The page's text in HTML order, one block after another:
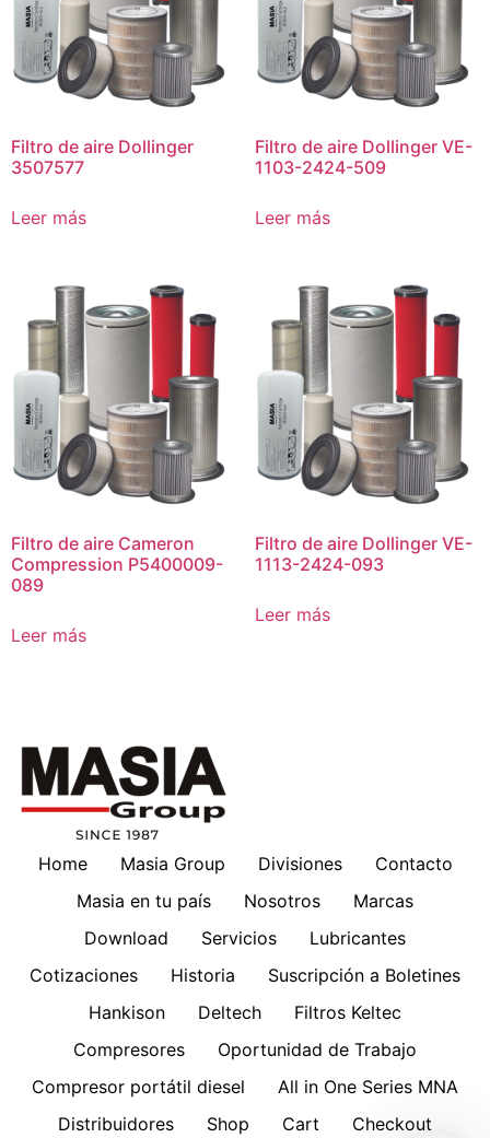
Filtro de aire Dollinger
3507577
Leer más
Filtro de aire Dollinger VE-
1103-2424-509
Leer más
Filtro de aire Cameron
Compression P5400009-
089
Leer más
Filtro de aire Dollinger VE-
1113-2424-093
Leer más
Home Masia Group Divisiones
Contacto
Masia en tu país
Nosotros
Marcas
Download
Servicios
Lubricantes
Cotizaciones
Historia
Suscripción a Boletines
Hankison
Deltech
Filtros Keltec
Compresores
Oportunidad de Trabajo
Compresor portátil diesel
All in One Series MNA
Distribuidores
Shop Cart Checkout